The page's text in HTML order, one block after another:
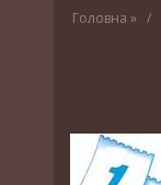
Головна »